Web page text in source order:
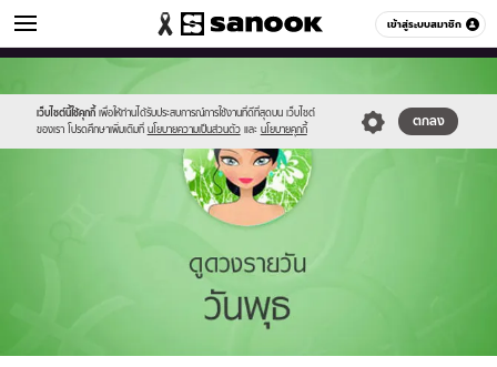
เข้าสู่ระบบสมาชิก
ดูดวง หมวดอื่นๆ
เว็บไซต์นี้ใช้คุกกี้ เพื่อให้ท่านได้รับประสบการณ์การใช้งานที่ดีที่สุดบน เว็บไซต์
ของเรา โปรดศึกษาเพิ่มเติมที่ นโยบายความเป็นส่วนตัว และ นโยบายคุกกี้
ตกลง
//s.isanook.com/sr/0/images/logo-
new-
sanook.png
//s.isanook.com/ho/0/ud/fxd/day/4_wed.jpg